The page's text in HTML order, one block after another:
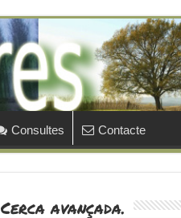
Consultes Contacte
Cerca avançada.